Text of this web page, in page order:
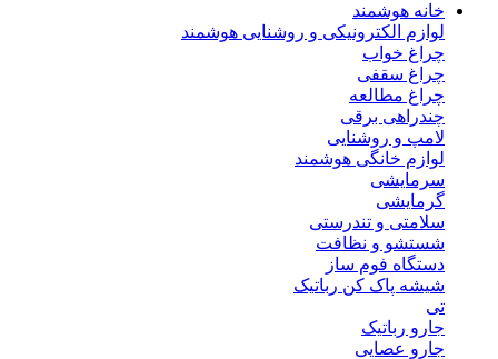
خانه هوشمند
لوازم الکترونیکی و روشنایی هوشمند
چراغ خواب
چراغ سقفی
چراغ مطالعه
چندراهی برقی
لامپ و روشنایی
لوازم خانگی هوشمند
سرمایشی
گرمایشی
سلامتی و تندرستی
شستشو و نظافت
دستگاه فوم ساز
شیشه پاک کن رباتیک
تی
جارو رباتیک
جارو عصایی